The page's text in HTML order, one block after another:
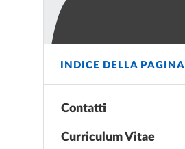
INDICE DELLA PAGINA
Contatti
Curriculum Vitae